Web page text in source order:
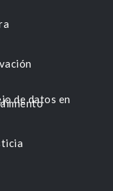
de datos en